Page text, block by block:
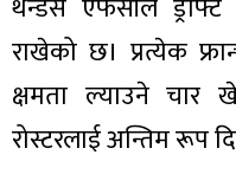
थन्डर्स एफसीले
राखेको छ। प्रत्येक
क्षमता ल्याउने चार
रोस्टरलाई अन्तिम रूप